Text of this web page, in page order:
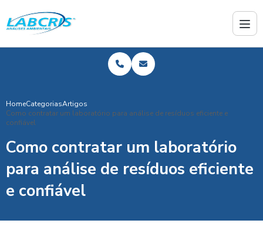
HomeCategoriasArtigos
Como contratar um laboratório para análise de resíduos eficiente e
confiável
Como contratar um laboratório
para análise de resíduos eficiente
e confiável